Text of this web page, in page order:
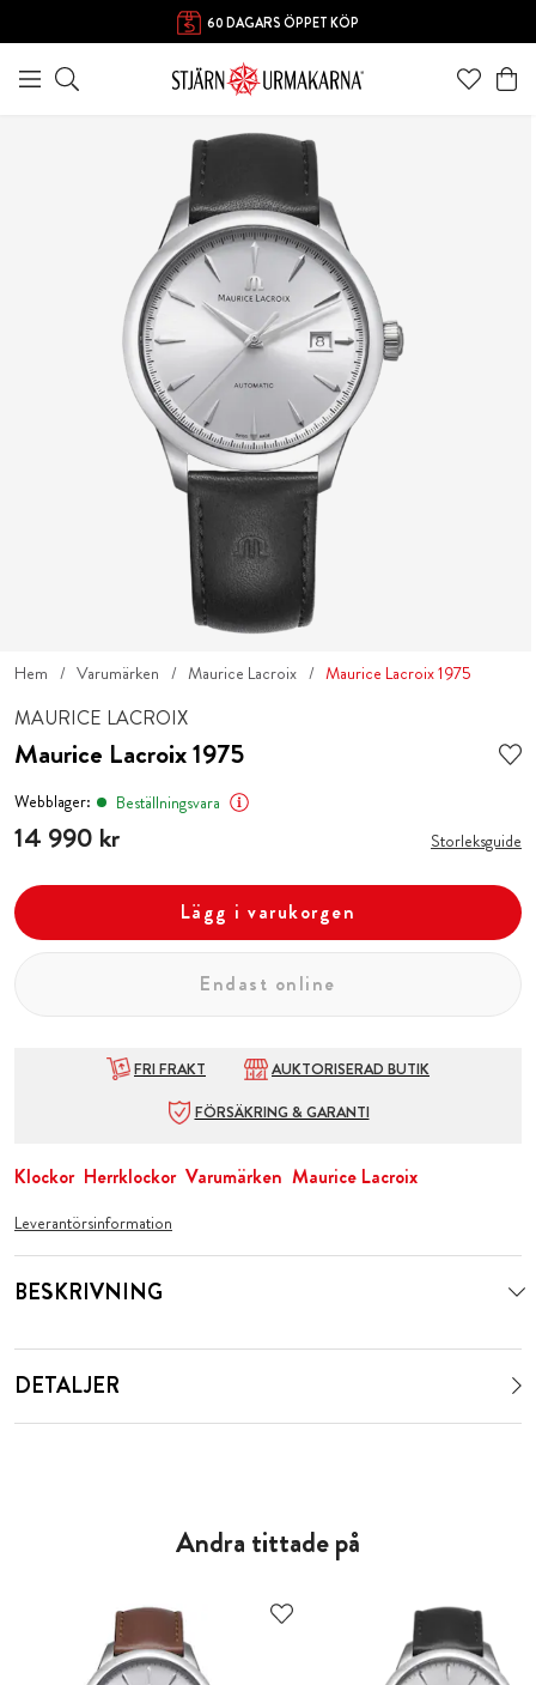
60 DAGARS ÖPPET KÖP
Hem Varumärken Maurice Lacroix Maurice Lacroix 1975
MAURICE LACROIX
Maurice Lacroix 1975
Webblager: Beställningsvara
Pris :14 990 kr
14 990 kr Storleksguide
Lägg i varukorgen
Endast online
FRI FRAKT
AUKTORISERAD BUTIK
FÖRSÄKRING & GARANTI
Klockor Herrklockor Varumärken Maurice Lacroix
Leverantörsinformation
BESKRIVNING
DETALJER
Andra tittade på